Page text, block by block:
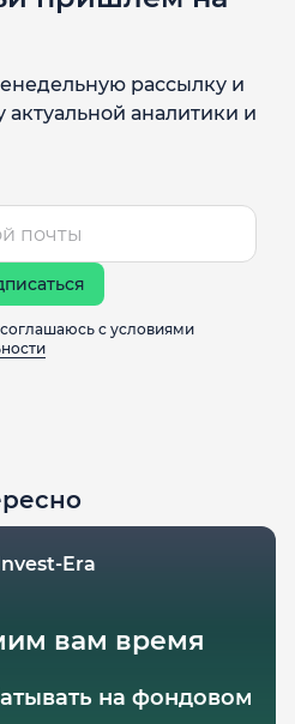
рассылку и
актуальной аналитики и
с условиями
Invest-Era
вам время
на фондовом